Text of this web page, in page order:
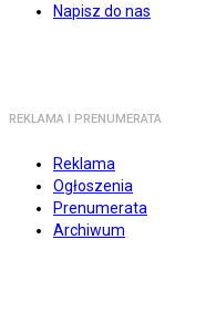
Napisz do nas
REKLAMA I PRENUMERATA
Reklama
Ogłoszenia
Prenumerata
Archiwum